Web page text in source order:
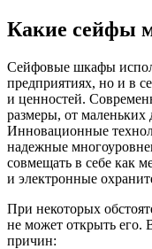
Какие сейфы
Сейфовые шкафы
предприятиях, но и в
и ценностей.
размеры, от
Инновационные
надежные
совмещать в себе как
и электронные
При некоторых
не может открыть его.
причин: